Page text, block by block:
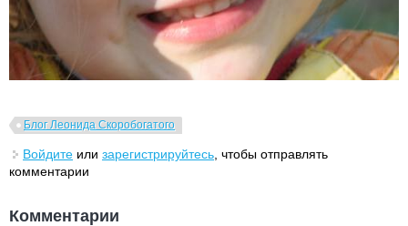
Блог Леонида Скоробогатого
Войдите или зарегистрируйтесь , чтобы отправлять
комментарии
Комментарии